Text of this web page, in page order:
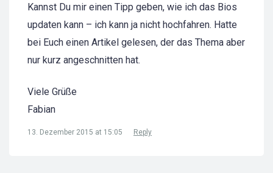
Kannst Du mir einen Tipp geben, wie ich das Bios
updaten kann – ich kann ja nicht hochfahren. Hatte
bei Euch einen Artikel gelesen, der das Thema aber
nur kurz angeschnitten hat.
Viele Grüße
Fabian
13. Dezember 2015 at 15:05 Reply